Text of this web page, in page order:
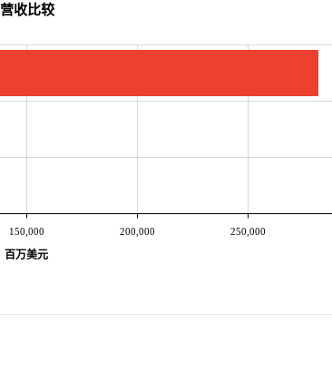
150,000 200,000 250,000
百万美元
营收比较